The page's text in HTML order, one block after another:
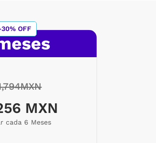
OFF
MXN
cada 6 Meses